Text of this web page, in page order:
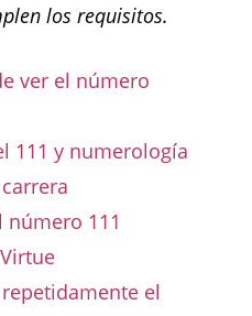
los requisitos.
ver el número
111 y numerología
número 111
el